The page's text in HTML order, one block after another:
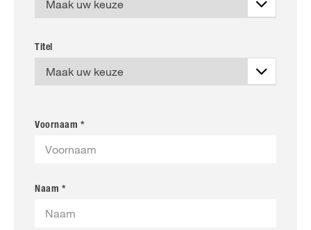
Titel
Voornaam *
Naam *